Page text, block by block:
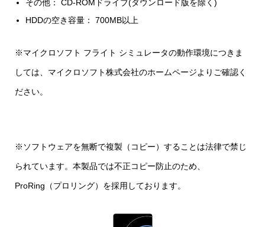
その他： CD-ROMドライブ(ダウンロード版を除く)
HDDの空き容量： 700MB以上
※マイクロソフト フライト シミュレータの動作環境につきま
しては、マイクロソフト株式会社のホームページよりご確認く
ださい。
※ソフトウェアを無断で複製（コピー）することは法律で禁じ
られています。本製品では不正コピー防止のため、
ProRing（プロリング）を採用しております。